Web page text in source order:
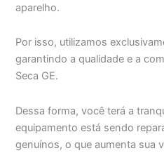
aparelho.
Por isso, utilizamos
garantindo a qualidade e a
Seca GE.
Dessa forma, você terá a
equipamento está sendo
genuínos, o que aumenta sua